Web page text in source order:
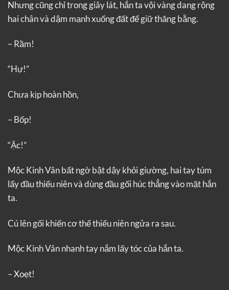
Nhưng cũng chỉ trong giây lát, hắn ta vội vàng dang rộng
hai chân và dậm mạnh xuống đất để giữ thăng bằng.
– Rầm!
“Hự!”
Chưa kịp hoàn hồn,
– Bốp!
“Ặc!”
Mộc Kinh Vân bất ngờ bật dậy khỏi giường, hai tay túm
lấy đầu thiếu niên và dùng đầu gối húc thẳng vào mặt hắn
ta.
Cú lên gối khiến cơ thể thiếu niên ngửa ra sau.
Mộc Kinh Vân nhanh tay nắm lấy tóc của hắn ta.
– Xoẹt!